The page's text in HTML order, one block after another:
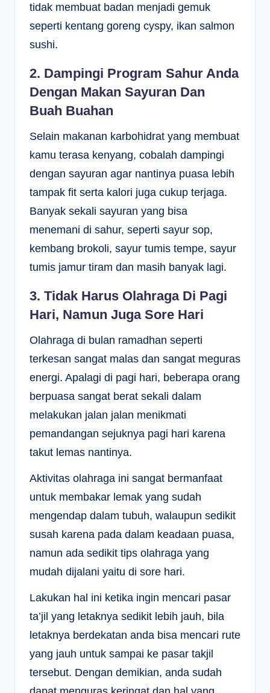
tidak membuat badan menjadi gemuk
seperti kentang goreng cyspy, ikan salmon
sushi.
2. Dampingi Program Sahur Anda
Dengan Makan Sayuran Dan
Buah Buahan
Selain makanan karbohidrat yang membuat
kamu terasa kenyang, cobalah dampingi
dengan sayuran agar nantinya puasa lebih
tampak fit serta kalori juga cukup terjaga.
Banyak sekali sayuran yang bisa
menemani di sahur, seperti sayur sop,
kembang brokoli, sayur tumis tempe, sayur
tumis jamur tiram dan masih banyak lagi.
3. Tidak Harus Olahraga Di Pagi
Hari, Namun Juga Sore Hari
Olahraga di bulan ramadhan seperti
terkesan sangat malas dan sangat meguras
energi. Apalagi di pagi hari, beberapa orang
berpuasa sangat berat sekali dalam
melakukan jalan jalan menikmati
pemandangan sejuknya pagi hari karena
takut lemas nantinya.
Aktivitas olahraga ini sangat bermanfaat
untuk membakar lemak yang sudah
mengendap dalam tubuh, walaupun sedikit
susah karena pada dalam keadaan puasa,
namun ada sedikit tips olahraga yang
mudah dijalani yaitu di sore hari.
Lakukan hal ini ketika ingin mencari pasar
ta’jil yang letaknya sedikit lebih jauh, bila
letaknya berdekatan anda bisa mencari rute
yang jauh untuk sampai ke pasar takjil
tersebut. Dengan demikian, anda sudah